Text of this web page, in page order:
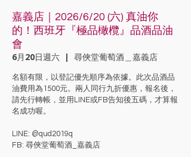
嘉義店｜2026/6/20 (六) 真油你
的！西班牙『極品橄欖』品酒品油
會
6月20日週六
  |
尋俠堂葡萄酒＿嘉義店
名額有限，以登記優先順序為依據。此次品酒品
油費用為1500元。兩人同行九折優惠，報名後，
請先行轉帳，並用LINE或FB告知後五碼，才算報
名成功喔。
LINE: @qud2019q
FB: 尋俠堂葡萄酒_嘉義店